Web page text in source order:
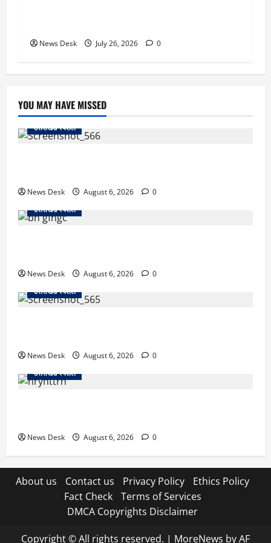
News Desk July 26, 2026 0
YOU MAY HAVE MISSED
उत्तराखंड स्पेशल
News Desk August 6, 2026
0
उत्तराखंड स्पेशल
News Desk August 6, 2026
0
उत्तराखंड स्पेशल
News Desk August 6, 2026
0
उत्तराखंड स्पेशल
News Desk August 6, 2026 0
About us Contact us Privacy Policy
Ethics Policy
Fact Check
Terms of Services
DMCA Copyrights Disclaimer
Copyright © All rights reserved. | MoreNews by AF